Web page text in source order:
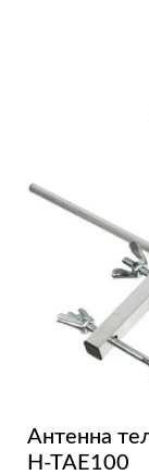
Антенна
H-TAE100